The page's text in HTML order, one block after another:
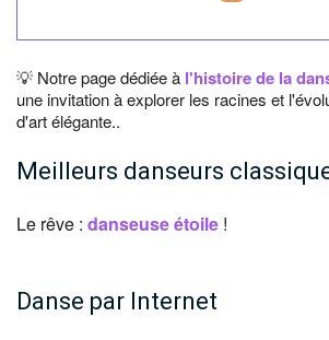
💡 Notre page dédiée à l'histoire de la
une invitation à explorer les racines et
d'art élégante..
Meilleurs danseurs
Le rêve : danseuse étoile !
Danse par Internet